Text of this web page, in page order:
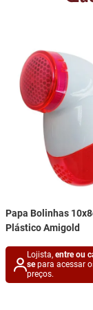
Papa Bolinhas
Plástico Amigold
Lojista,entre ou
separa acessar
preços.